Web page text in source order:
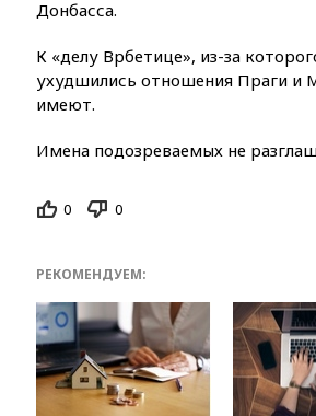
Донбасса.
К «делу Врбетице», из-за
ухудшились отношения Праги и
имеют.
Имена подозреваемых не
0 0
РЕКОМЕНДУЕМ: